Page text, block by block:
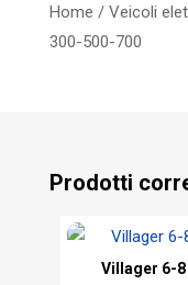
Home / Veicoli
300-500-700
Prodotti
Villager 6-8